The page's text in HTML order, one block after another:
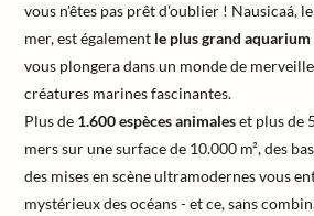
vous n'êtes pas prêt d'oublier ! Nausicaá,
mer, est également le plus grand
vous plongera dans un monde de
créatures marines fascinantes.
Plus de 1.600 espèces animaleset plus de
mers sur une surface de 10.000 m², des
des mises en scène ultramodernes vous
mystérieux des océans - et ce, sans